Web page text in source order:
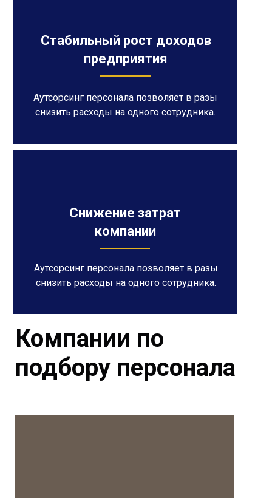
Снижение затрат
компании
Аутсорсинг персонала позволяет в разы
снизить расходы на одного сотрудника.
Стабильный рост доходов
предприятия
Аутсорсинг персонала позволяет в разы
снизить расходы на одного сотрудника.
Компании по
подбору персонала